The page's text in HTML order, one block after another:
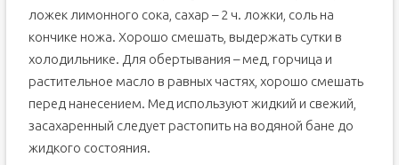
ложек лимонного сока, сахар – 2 ч. ложки, соль на
кончике ножа. Хорошо смешать, выдержать сутки в
холодильнике. Для обертывания – мед, горчица и
растительное масло в равных частях, хорошо смешать
перед нанесением. Мед используют жидкий и свежий,
засахаренный следует растопить на водяной бане до
жидкого состояния.